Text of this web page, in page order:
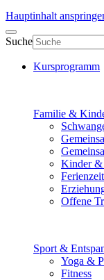
Hauptinhalt
Suche
Kursprogramm
Familie &
Kinder &
Ferienzeit
Offene
Sport &
Yoga &
Fitness